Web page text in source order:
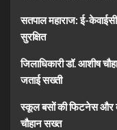
सतपाल महाराज: ई-
सुरक्षित
जिलाधिकारी डॉ. आशीष
जताई सख्ती
स्कूल बसों की फिटनेस और
चौहान सख्त